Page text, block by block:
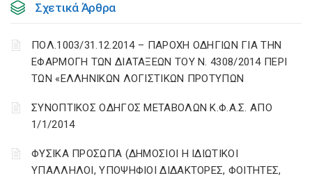
Σχετικά Άρθρα
ΠΟΛ.1003/31.12.2014 – ΠΑΡΟΧΗ ΟΔΗΓΙΩΝ ΓΙΑ ΤΗΝ
ΕΦΑΡΜΟΓΗ ΤΩΝ ΔΙΑΤΑΞΕΩΝ ΤΟΥ Ν. 4308/2014 ΠΕΡΙ
ΤΩΝ «ΕΛΛΗΝΙΚΩΝ ΛΟΓΙΣΤΙΚΩΝ ΠΡΟΤΥΠΩΝ
ΣΥΝΟΠΤΙΚΟΣ ΟΔΗΓΟΣ ΜΕΤΑΒΟΛΩΝ Κ.Φ.Α.Σ. ΑΠΟ
1/1/2014
ΦΥΣΙΚΑ ΠΡΟΣΩΠΑ (ΔΗΜΟΣΙΟΙ Η ΙΔΙΩΤΙΚΟΙ
ΥΠΑΛΛΗΛΟΙ, ΥΠΟΨΗΦΙΟΙ ΔΙΔΑΚΤΟΡΕΣ, ΦΟΙΤΗΤΕΣ,